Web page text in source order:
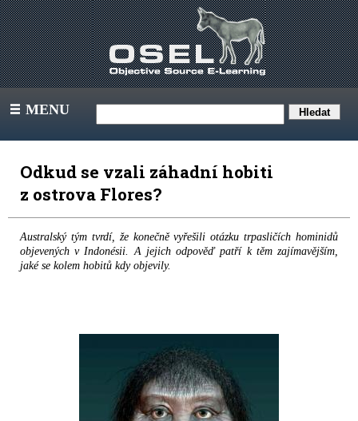
III MENU
Odkud se vzali záhadní hobiti
z ostrova Flores?
Australský tým tvrdí, že konečně vyřešili otázku trpasličích hominidů
objevených v Indonésii. A jejich odpověď patří k těm zajímavějším,
jaké se kolem hobitů kdy objevily.